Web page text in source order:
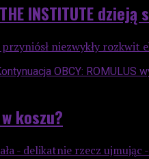
INSTITUTE
niezwykły rozkwit
koszu?
- delikatnie rzecz